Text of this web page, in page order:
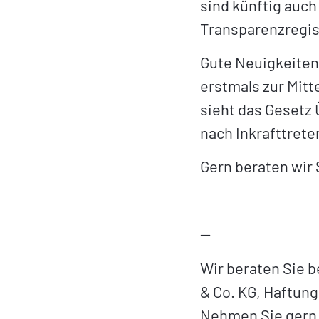
sind künftig
Gute
erstmals zur
sieht das
nach
Gern beraten
—
Wir beraten Sie
& Co. KG,
Nehmen Sie gern